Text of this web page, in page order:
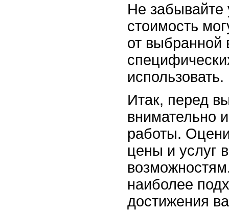
Не забывайте
стоимость
от выбранной
использовать.
Итак, перед
внимательно
работы.
цены и услуг
наиболее
достижения